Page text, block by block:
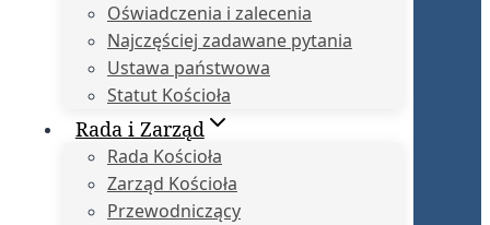
Oświadczenia i zalecenia
Najczęściej zadawane pytania
Ustawa państwowa
Statut Kościoła
Rada i Zarząd
Rada Kościoła
Zarząd Kościoła
Przewodniczący